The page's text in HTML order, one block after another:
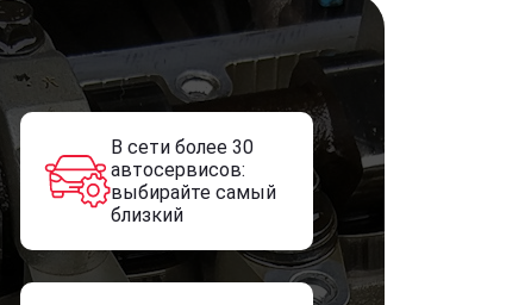
В сети более 30
автосервисов:
выбирайте самый
близкий